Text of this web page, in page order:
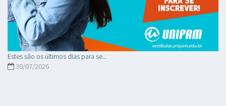
Estes são os últimos dias para se...
30/07/2026